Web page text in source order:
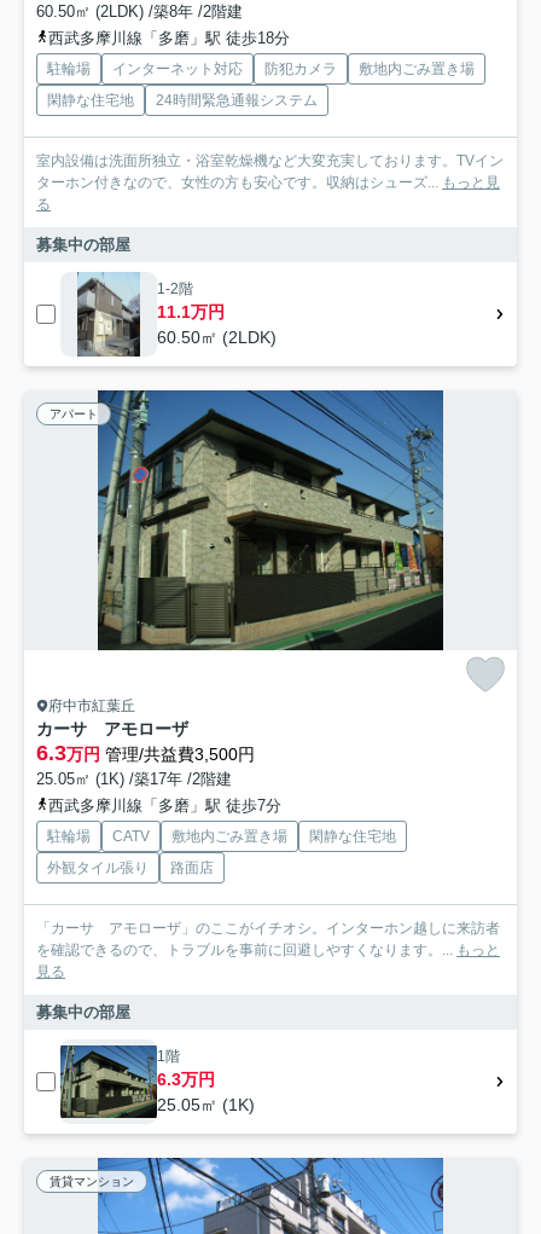
60.50㎡ (2LDK) /築8年 /2階建
西武多摩川線「多磨」駅 徒歩18分
駐輪場 インターネット対応 防犯カメラ
敷地内ごみ置き場
閑静な住宅地
24時間緊急通報システム
室内設備は洗面所独立・浴室乾燥機など大変充実しております。TVイン
ターホン付きなので、女性の方も安心です。収納はシューズ... もっと見
る
募集中の部屋
1-2階
11.1万円
60.50㎡ (2LDK)
アパート
府中市紅葉丘
カーサ アモローザ
6.3万円 管理/共益費3,500円
25.05㎡ (1K) /築17年 /2階建
西武多摩川線「多磨」駅 徒歩7分
駐輪場 CATV 敷地内ごみ置き場
閑静な住宅地
外観タイル張り
路面店
「カーサ アモローザ」のここがイチオシ。インターホン越しに来訪者
を確認できるので、トラブルを事前に回避しやすくなります。... もっと
見る
募集中の部屋
1階
6.3万円
25.05㎡ (1K)
賃貸マンション